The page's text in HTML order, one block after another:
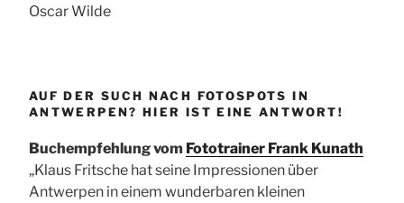
Oscar Wilde
AUF DER SUCH NACH FOTOSPOTS IN
ANTWERPEN? HIER IST EINE ANTWORT!
Buchempfehlung vom Fototrainer Frank Kunath
„Klaus Fritsche hat seine Impressionen über
Antwerpen in einem wunderbaren kleinen